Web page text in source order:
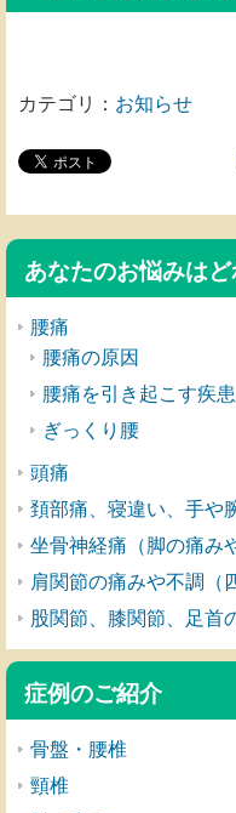
カテゴリ： お知らせ
あなたのお悩みはど
腰痛
腰痛の原因
腰痛を引き起こす疾患
ぎっくり腰
頭痛
頚部痛、寝違い、手や
坐骨神経痛（脚の痛み
肩関節の痛みや不調（
股関節、膝関節、足首
症例のご紹介
骨盤・腰椎
頸椎